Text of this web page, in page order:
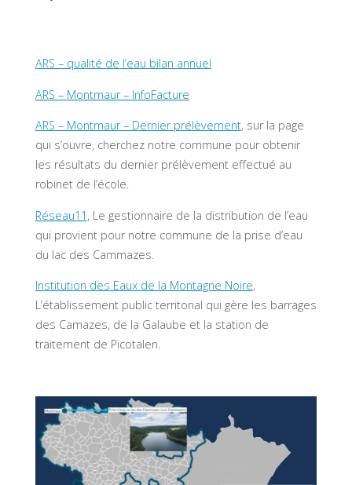
ARS – qualité de l’eau bilan annuel
ARS – Montmaur – InfoFacture
ARS – Montmaur – Dernier prélèvement, sur la page
qui s’ouvre, cherchez notre commune pour obtenir
les résultats du dernier prélèvement effectué au
robinet de l’école.
Réseau11 , Le gestionnaire de la distribution de l’eau
qui provient pour notre commune de la prise d’eau
du lac des Cammazes.
Institution des Eaux de la Montagne Noire,
L’établissement public territorial qui gère les barrages
des Camazes, de la Galaube et la station de
traitement de Picotalen.